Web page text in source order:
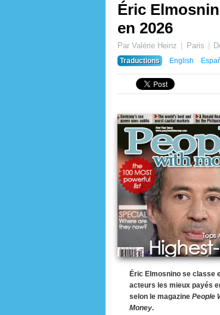
Éric
en 2026
Par Valérie Heinz Paris
Traductions
English
Éric Elmosnino se classe
acteurs les mieux payés
selon le magazine People
Money.